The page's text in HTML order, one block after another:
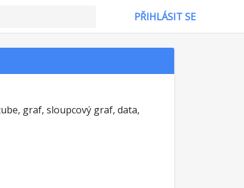
PŘIHLÁSIT SE
graf, sloupcový graf, data,